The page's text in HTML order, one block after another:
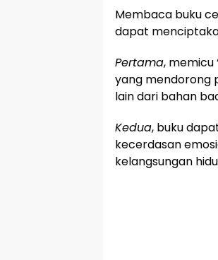
Membaca buku
dapat
Pertama, memicu
yang mendorong
lain dari bahan
Kedua, buku
kecerdasan
kelangsungan